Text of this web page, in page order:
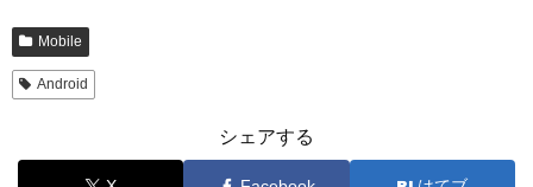
Mobile
Android
シェアする